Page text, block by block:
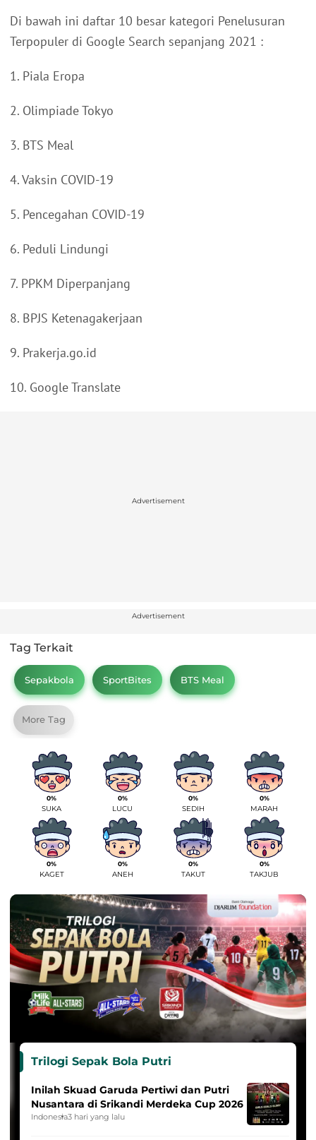
Di bawah ini daftar 10 besar kategori Penelusuran
Terpopuler di Google Search sepanjang 2021 :
1. Piala Eropa
2. Olimpiade Tokyo
3. BTS Meal
4. Vaksin COVID-19
5. Pencegahan COVID-19
6. Peduli Lindungi
7. PPKM Diperpanjang
8. BPJS Ketenagakerjaan
9. Prakerja.go.id
10. Google Translate
Advertisement
Advertisement
Tag Terkait
Sepakbola SportBites BTS Meal
More Tag
0%
SUKA
0%
LUCU
0%
SEDIH
0%
MARAH
0%
KAGET
0%
ANEH
0%
TAKUT
0%
TAKJUB
Trilogi Sepak Bola Putri
Inilah Skuad Garuda Pertiwi dan Putri
Nusantara di Srikandi Merdeka Cup 2026
Indonesia3 hari yang lalu